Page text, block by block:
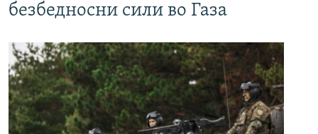
безбедносни сили во Газа